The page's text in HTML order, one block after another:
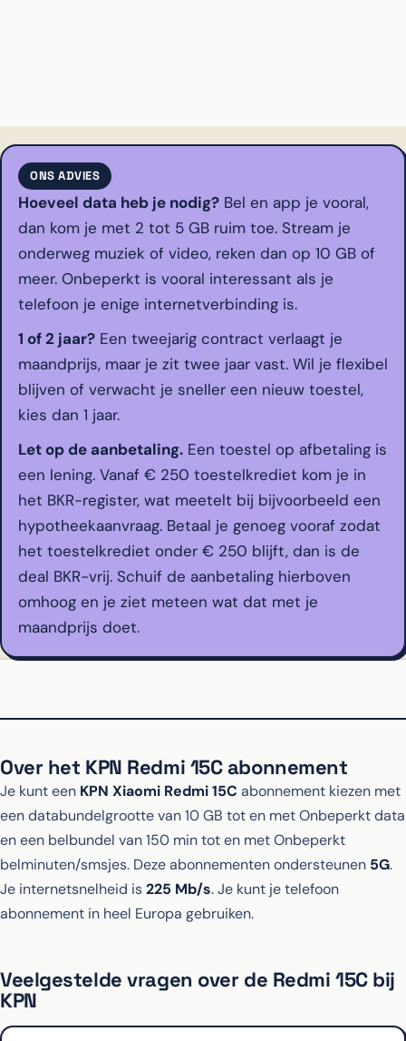
ONS ADVIES
Hoeveel data heb je nodig? Bel en app je vooral,
dan kom je met 2 tot 5 GB ruim toe. Stream je
onderweg muziek of video, reken dan op 10 GB of
meer. Onbeperkt is vooral interessant als je
telefoon je enige internetverbinding is.
1 of 2 jaar? Een tweejarig contract verlaagt je
maandprijs, maar je zit twee jaar vast. Wil je flexibel
blijven of verwacht je sneller een nieuw toestel,
kies dan 1 jaar.
Let op de aanbetaling. Een toestel op afbetaling is
een lening. Vanaf € 250 toestelkrediet kom je in
het BKR-register, wat meetelt bij bijvoorbeeld een
hypotheekaanvraag. Betaal je genoeg vooraf zodat
het toestelkrediet onder € 250 blijft, dan is de
deal BKR-vrij. Schuif de aanbetaling hierboven
omhoog en je ziet meteen wat dat met je
maandprijs doet.
Over het KPN Redmi 15C abonnement
Je kunt een KPN Xiaomi Redmi 15C abonnement kiezen met
een databundelgrootte van 10 GB tot en met Onbeperkt data
en een belbundel van 150 min tot en met Onbeperkt
belminuten/smsjes. Deze abonnementen ondersteunen 5G.
Je internetsnelheid is225 Mb/s. Je kunt je telefoon
abonnement in heel Europa gebruiken.
Veelgestelde vragen over de Redmi 15C bij
KPN